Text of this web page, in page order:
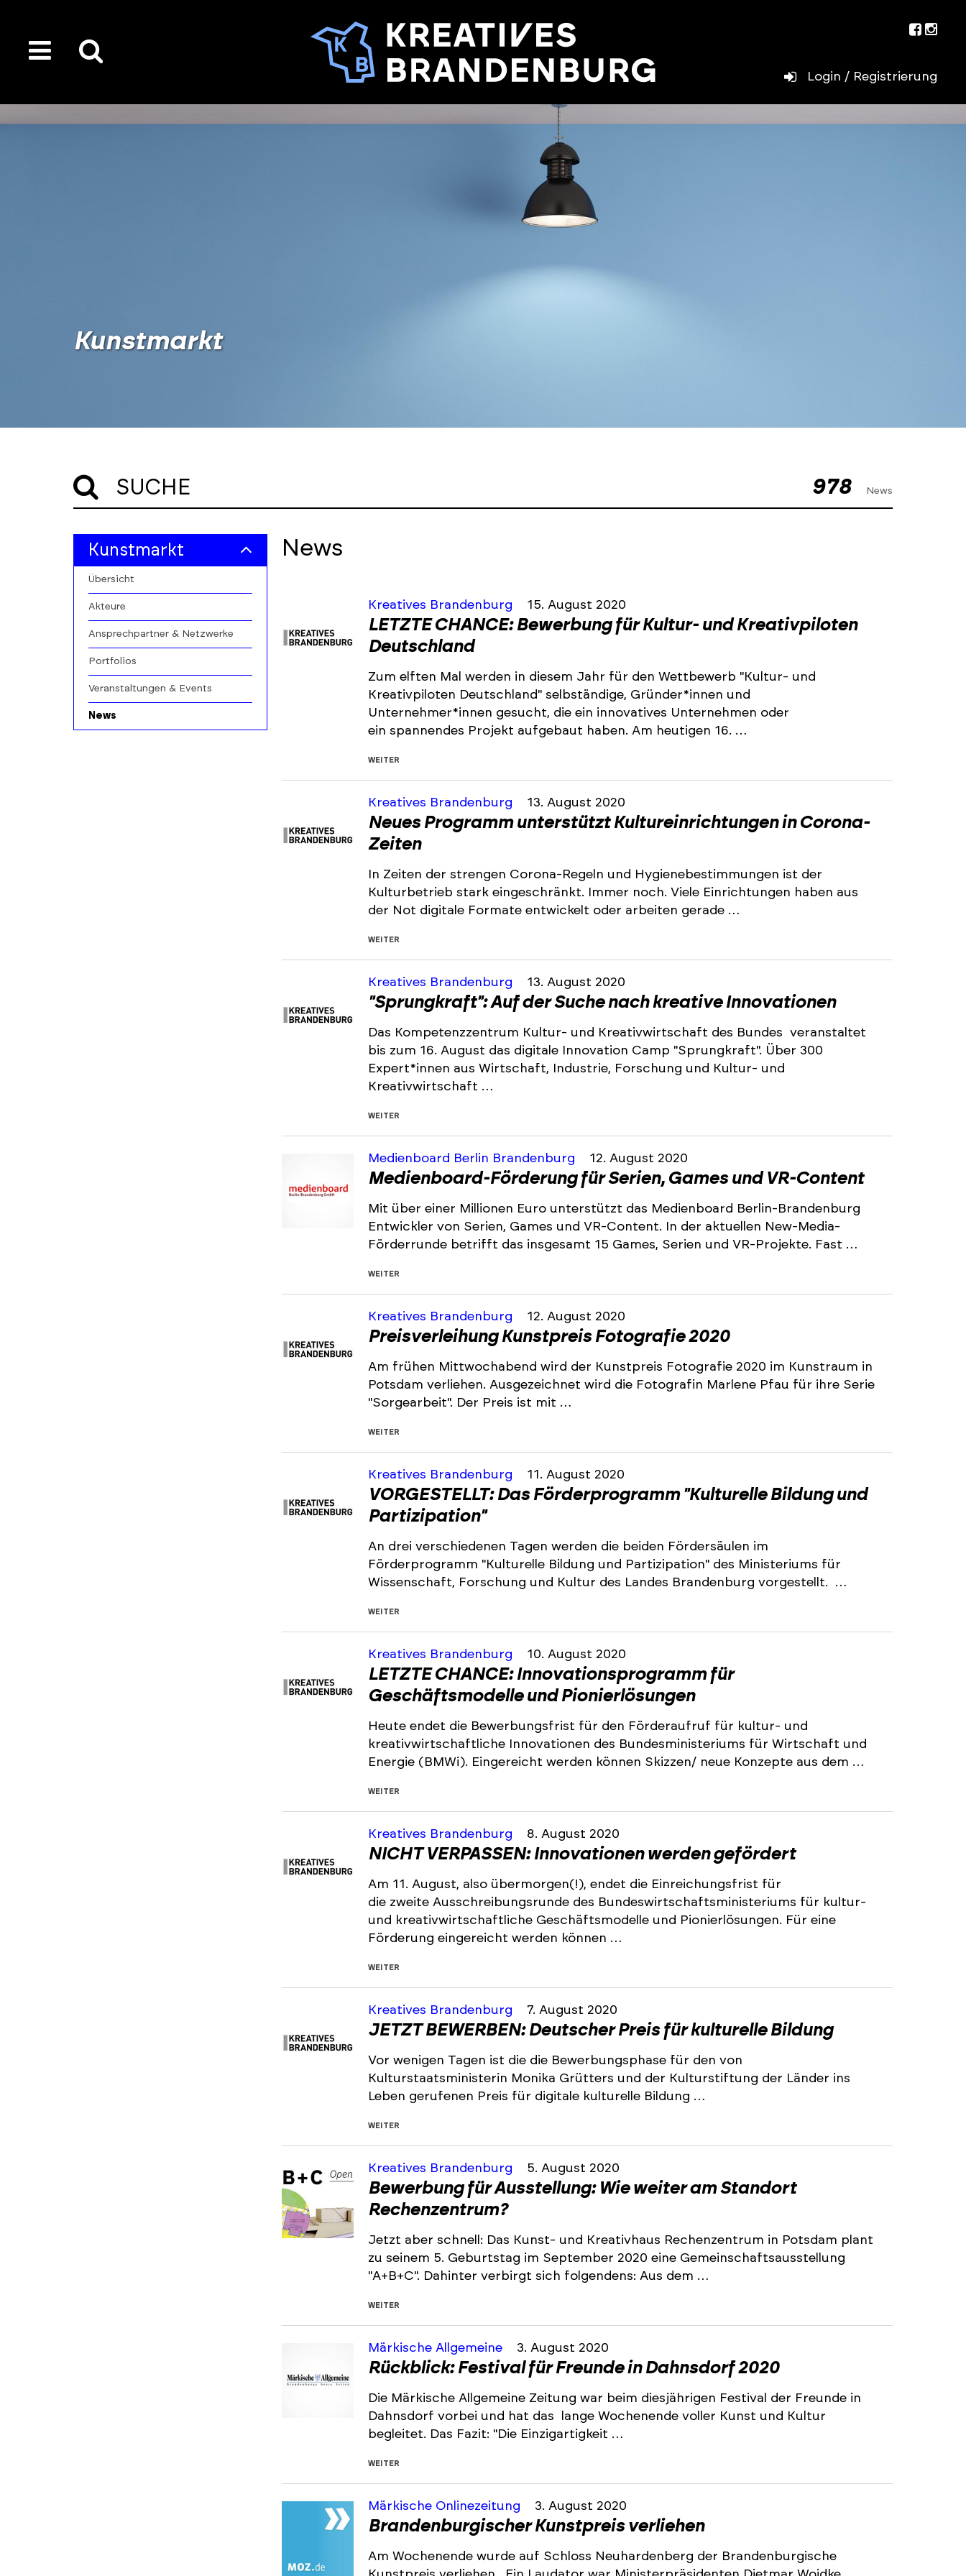
toggle
der
Login / Registrierung
Kunstmarkt
SUCHE 978 News
Skip
filters
Skip
results
Kunstmarkt
Übersicht
Akteure
Ansprechpartner & Netzwerke
Portfolios
Veranstaltungen & Events
News
News
Kreatives Brandenburg 15. August 2020
LETZTE CHANCE: Bewerbung für Kultur- und Kreativpiloten
Deutschland
Zum elften Mal werden in diesem Jahr für den Wettbewerb "Kultur- und
Kreativpiloten Deutschland" selbständige, Gründer*innen und
Unternehmer*innen gesucht, die ein innovatives Unternehmen oder
ein spannendes Projekt aufgebaut haben. Am heutigen 16. …
WEITER
Kreatives Brandenburg 13. August 2020
Neues Programm unterstützt Kultureinrichtungen in Corona-
Zeiten
In Zeiten der strengen Corona-Regeln und Hygienebestimmungen ist der
Kulturbetrieb stark eingeschränkt. Immer noch. Viele Einrichtungen haben aus
der Not digitale Formate entwickelt oder arbeiten gerade …
WEITER
Kreatives Brandenburg 13. August 2020
"Sprungkraft": Auf der Suche nach kreative Innovationen
Das Kompetenzzentrum Kultur- und Kreativwirtschaft des Bundes veranstaltet
bis zum 16. August das digitale Innovation Camp "Sprungkraft". Über 300
Expert*innen aus Wirtschaft, Industrie, Forschung und Kultur- und
Kreativwirtschaft …
WEITER
Medienboard Berlin Brandenburg 12. August 2020
Medienboard-Förderung für Serien, Games und VR-Content
Mit über einer Millionen Euro unterstützt das Medienboard Berlin-Brandenburg
Entwickler von Serien, Games und VR-Content. In der aktuellen New-Media-
Förderrunde betrifft das insgesamt 15 Games, Serien und VR-Projekte. Fast …
WEITER
Kreatives Brandenburg 12. August 2020
Preisverleihung Kunstpreis Fotografie 2020
Am frühen Mittwochabend wird der Kunstpreis Fotografie 2020 im Kunstraum in
Potsdam verliehen. Ausgezeichnet wird die Fotografin Marlene Pfau für ihre Serie
"Sorgearbeit". Der Preis ist mit …
WEITER
Kreatives Brandenburg 11. August 2020
VORGESTELLT: Das Förderprogramm "Kulturelle Bildung und
Partizipation"
An drei verschiedenen Tagen werden die beiden Fördersäulen im
Förderprogramm "Kulturelle Bildung und Partizipation" des Ministeriums für
Wissenschaft, Forschung und Kultur des Landes Brandenburg vorgestellt. …
WEITER
Kreatives Brandenburg 10. August 2020
LETZTE CHANCE: Innovationsprogramm für
Geschäftsmodelle und Pionierlösungen
Heute endet die Bewerbungsfrist für den Förderaufruf für kultur- und
kreativwirtschaftliche Innovationen des Bundesministeriums für Wirtschaft und
Energie (BMWi). Eingereicht werden können Skizzen/ neue Konzepte aus dem …
WEITER
Kreatives Brandenburg 8. August 2020
NICHT VERPASSEN: Innovationen werden gefördert
Am 11. August, also übermorgen(!), endet die Einreichungsfrist für
die zweite Ausschreibungsrunde des Bundeswirtschaftsministeriums für kultur-
und kreativwirtschaftliche Geschäftsmodelle und Pionierlösungen. Für eine
Förderung eingereicht werden können …
WEITER
Kreatives Brandenburg 7. August 2020
JETZT BEWERBEN: Deutscher Preis für kulturelle Bildung
Vor wenigen Tagen ist die die Bewerbungsphase für den von
Kulturstaatsministerin Monika Grütters und der Kulturstiftung der Länder ins
Leben gerufenen Preis für digitale kulturelle Bildung …
WEITER
Kreatives Brandenburg 5. August 2020
Bewerbung für Ausstellung: Wie weiter am Standort
Rechenzentrum?
Jetzt aber schnell: Das Kunst- und Kreativhaus Rechenzentrum in Potsdam plant
zu seinem 5. Geburtstag im September 2020 eine Gemeinschaftsausstellung
"A+B+C". Dahinter verbirgt sich folgendens: Aus dem …
WEITER
Märkische Allgemeine 3. August 2020
Rückblick: Festival für Freunde in Dahnsdorf 2020
Die Märkische Allgemeine Zeitung war beim diesjährigen Festival der Freunde in
Dahnsdorf vorbei und hat das lange Wochenende voller Kunst und Kultur
begleitet. Das Fazit: "Die Einzigartigkeit …
WEITER
Märkische Onlinezeitung 3. August 2020
Brandenburgischer Kunstpreis verliehen
Am Wochenende wurde auf Schloss Neuhardenberg der Brandenburgische